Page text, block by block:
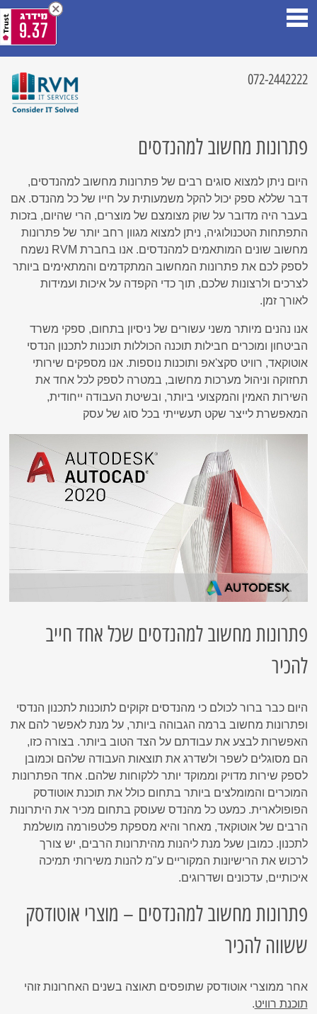
072-2442222
פתרונות מחשוב למהנדסים
היום ניתן למצוא סוגים רבים של פתרונות מחשוב למהנדסים,
דבר שללא ספק יכול להקל משמעותית על חייו של כל מהנדס. אם
בעבר היה מדובר על שוק מצומצם של מוצרים, הרי שהיום, בזכות
התפתחות הטכנולוגיה, ניתן למצוא מגוון רחב יותר של פתרונות
מחשוב שונים המותאמים למהנדסים. אנו בחברת RVM נשמח
לספק לכם את פתרונות המחשוב המתקדמים והמתאימים ביותר
לצרכים ולרצונות שלכם, תוך כדי הקפדה על איכות ועמידות
לאורך זמן.
אנו נהנים מיותר משני עשורים של ניסיון בתחום, ספקי משרד
הביטחון ומוכרים חבילות תוכנה הכוללות תוכנות לתכנון הנדסי
אוטוקאד, רוויט סקצ'אפ ותוכנות נוספות. אנו מספקים שירותי
תחזוקה וניהול מערכות מחשוב, במטרה לספק לכל אחד את
השירות האמין והמקצועי ביותר, ובשיטת העבודה ייחודית,
המאפשרת לייצר שקט תעשייתי בכל סוג של עסק
פתרונות מחשוב למהנדסים שכל אחד חייב
להכיר
היום כבר ברור לכולם כי מהנדסים זקוקים לתוכנות לתכנון הנדסי
ופתרונות מחשוב ברמה הגבוהה ביותר, על מנת לאפשר להם את
האפשרות לבצע את עבודתם על הצד הטוב ביותר. בצורה כזו,
הם מסוגלים לשפר ולשדרג את תוצאות העבודה שלהם וכמובן
לספק שירות מדויק וממוקד יותר ללקוחות שלהם. אחד הפתרונות
המוכרים והמומלצים ביותר בתחום כולל את תוכנת אוטודסק
הפופולארית. כמעט כל מהנדס שעוסק בתחום מכיר את היתרונות
הרבים של אוטוקאד, מאחר והיא מספקת פלטפורמה מושלמת
לתכנון. כמובן שעל מנת ליהנות מהיתרונות הרבים, יש צורך
לרכוש את הרישיונות המקוריים ע"מ להנות משירותי תמיכה
איכותיים, עדכונים ושדרוגים.
פתרונות מחשוב למהנדסים – מוצרי אוטודסק
ששווה להכיר
אחר ממוצרי אוטודסק שתופסים תאוצה בשנים האחרונות זוהי
תוכנת רוויט.
9.37